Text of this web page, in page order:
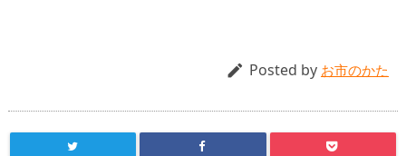
 Posted by お市のかた